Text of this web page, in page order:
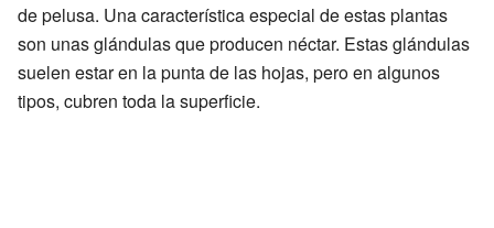
de pelusa. Una característica especial de estas plantas
son unas glándulas que producen néctar. Estas glándulas
suelen estar en la punta de las hojas, pero en algunos
tipos, cubren toda la superficie.